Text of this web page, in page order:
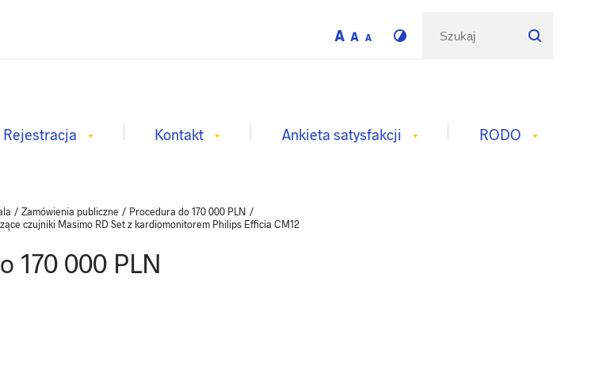
Rejestracja Kontakt Ankieta satysfakcji RODO
/ Zamówienia publiczne / Procedura do 170 000 PLN /
czujniki Masimo RD Set z kardiomonitorem Philips Efficia CM12
170 000 PLN